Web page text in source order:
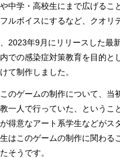
中学・高校生にまで広げるこ
ルボイスにするなど、クオリ
2023年9月にリリースした最
での感染症対策教育を目的
て制作しました。
のゲームの制作について、当
一人で行っていた、というこ
得意なアート系学生などがス
はこのゲームの制作に関わる
そうです。